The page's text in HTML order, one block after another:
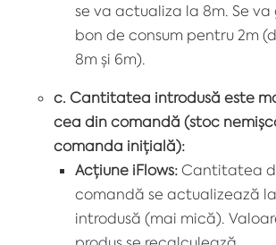
se va actualiza la 8m. Se va
bon de consum pentru 2m
8m și 6m).
c. Cantitatea introdusă este
cea din comandă (stoc
comanda inițială):
Acțiune iFlows: Cantitatea
comandă se actualizează
introdusă (mai mică).